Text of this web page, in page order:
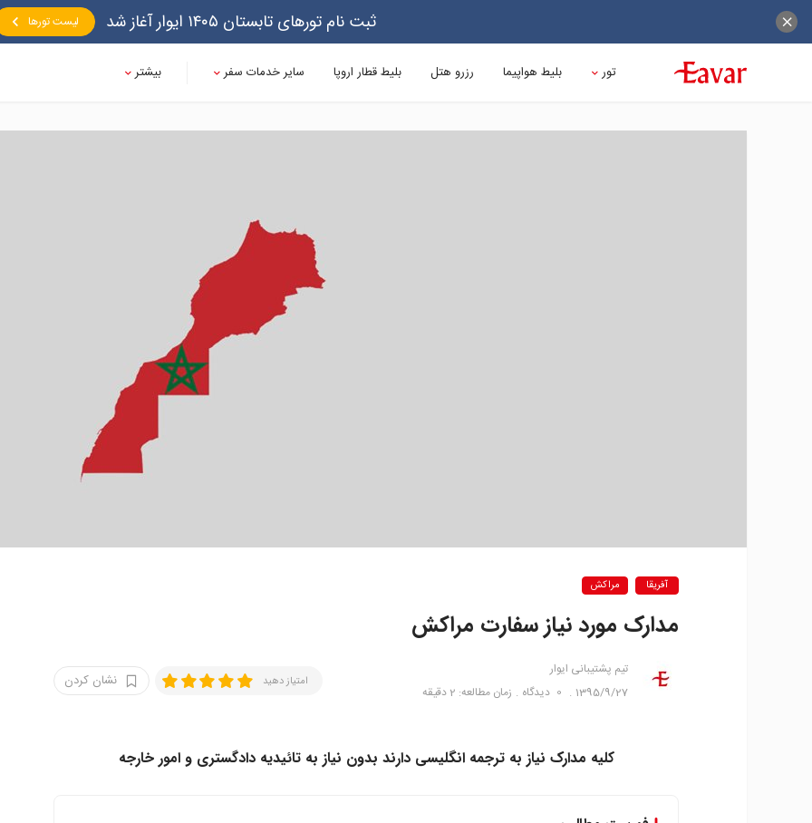
ثبت نام تورهای تابستان ۱۴۰۵ ایوار آغاز شد لیست تورها
تور بلیط هواپیما رزرو هتل بلیط قطار اروپا سایر خدمات سفر بیشتر
آفریقا مراکش
مدارک مورد نیاز سفارت مراکش
تیم پشتیبانی ایوار
1395/9/27
0 دیدگاه زمان مطالعه: 2 دقیقه
امتیاز دهید نشان کردن
کلیه مدارک نیاز به ترجمه انگلیسی دارند بدون نیاز به تائیدیه دادگستری و امور خارجه